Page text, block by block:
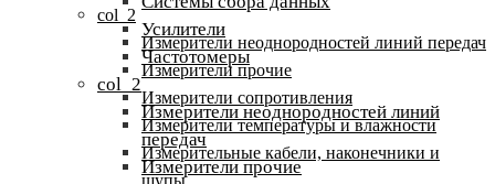
col_2
Измерители неоднородностей линий передач
Измерители прочие
Измерители сопротивления
Измерители температуры и влажности
Измерительные кабели, наконечники и
щупы
Усилители
Частотомеры
col_2
Измерители неоднородностей линий
передач
Измерители прочие